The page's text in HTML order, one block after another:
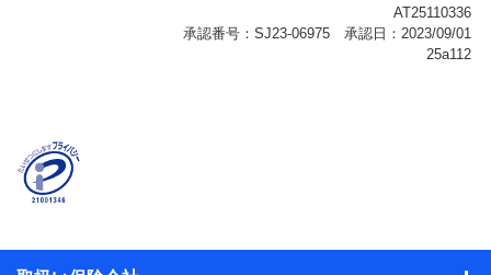
に関する情報、アンケートの回答に関する情報などが含
名、住所、生年月日、性別、保険契約者と被保険者の関
係、保険加入の目的、保険商品の内容、保険料、保険料
のお支払方法、車のメーカーや走行距離などの情報、建